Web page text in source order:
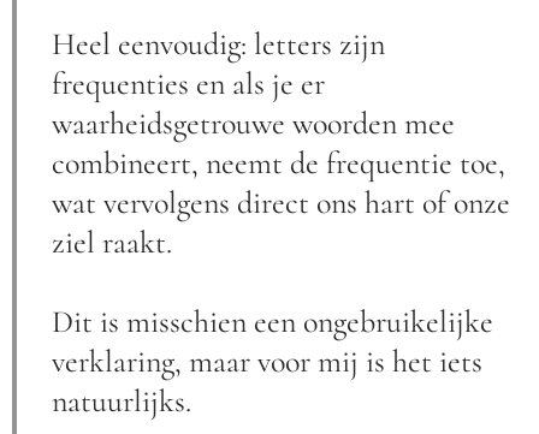
Heel eenvoudig: letters zijn
frequenties en als je er
waarheidsgetrouwe woorden mee
combineert, neemt de frequentie toe,
wat vervolgens direct ons hart of onze
ziel raakt.
Dit is misschien een ongebruikelijke
verklaring, maar voor mij is het iets
natuurlijks.